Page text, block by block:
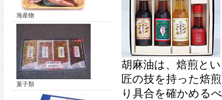
海産物
菓子類
胡麻油は、焙煎と
匠の技を持った焙
り具合を確かめる